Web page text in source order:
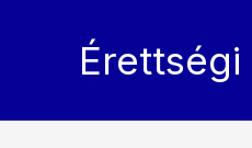
Érettségi